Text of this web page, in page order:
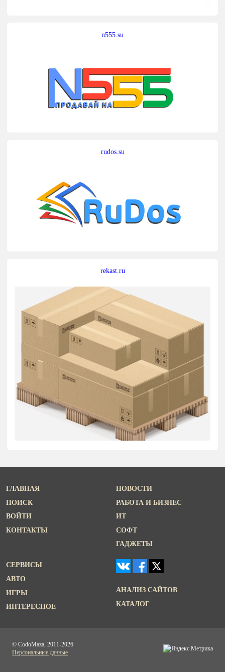
n555.su
rudos.su
rekast.ru
ГЛАВНАЯ
ПОИСК
ВОЙТИ
КОНТАКТЫ
НОВОСТИ
РАБОТА И БИЗНЕС
ИТ
СОФТ
ГАДЖЕТЫ
СЕРВИСЫ
АВТО
ИГРЫ
ИНТЕРЕСНОЕ
АНАЛИЗ САЙТОВ
КАТАЛОГ
© CodoMaza, 2011-2026
Персональные данные